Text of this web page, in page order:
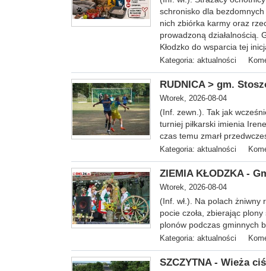
schronisko dla
nich zbiórka karmy oraz
prowadzoną działalnością.
Kłodzko do wsparcia tej
Kategoria: aktualności
RUDNICA > gm.
Wtorek, 2026-08-04
(Inf. zewn.). Tak jak
turniej piłkarski imienia
czas temu zmarł
Kategoria: aktualności
ZIEMIA KŁODZKA -
Wtorek, 2026-08-04
(Inf. wł.). Na polach żniwny
pocie czoła, zbierając
plonów podczas gminnych
Kategoria: aktualności
SZCZYTNA - Wieża